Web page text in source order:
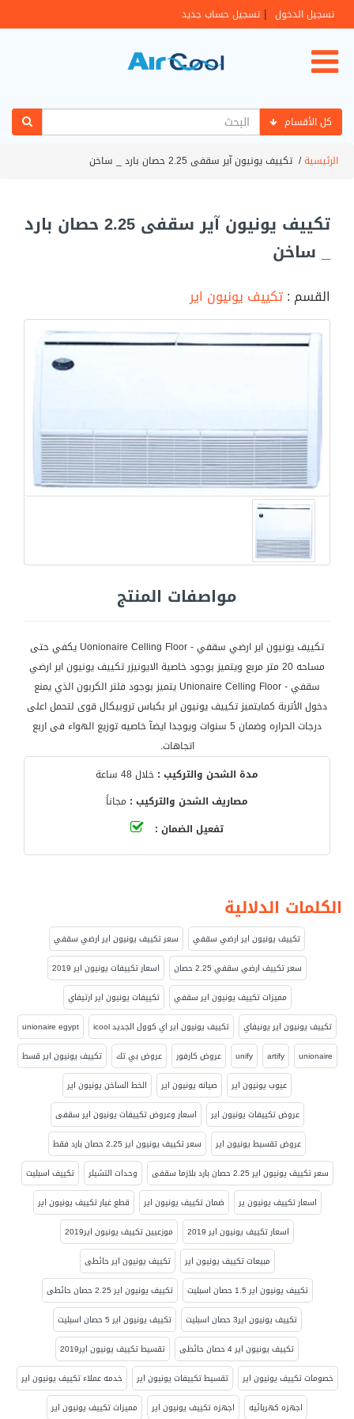
تسجيل الدخول | تسجيل حساب جديد
كل الأقسام
الرئيسية/تكييف يونيون آير سقفى 2.25 حصان بارد _ ساخن
تكييف يونيون آير سقفى 2.25 حصان بارد
_ ساخن
القسم :تكييف يونيون اير
مواصفات المنتج
تكييف يونيون اير ارضي سقفي - Uonionaire Celling Floor يكفي حتى
مساحه 20 متر مربع ويتميز بوجود خاصية الايونيزر تكييف يونيون اير ارضي
سقفي - Unionaire Celling Floor يتميز بوجود فلتر الكربون الذي يمنع
دخول الأتربة كمايتميز تكييف يونيون اير بكباس تروبيكال قوى لتحمل اعلى
درجات الحراره وضمان 5 سنوات ويوجدا ايضآ خاصيه توزيع الهواء فى اربع
اتجاهات.
مدة الشحن والتركيب : خلال 48 ساعة
مصاريف الشحن والتركيب : مجاناً
تفعيل الضمان :
الكلمات الدلالية
تكييف يونيون اير ارضي سقفي
سعر تكييف يونيون اير ارضي سقفي
سعر تكييف ارضي سقفي 2.25 حصان
اسعار تكييفات يونيون اير 2019
مميزات تكييف يونيون اير سقفي
تكييفات يونيون اير ارتيفاي
تكييف يونيون اير يونيفاي
تكييف يونيون اير اي كوول الجديد icool
unionaire egypt
unionaire
artify
unify عروض كارفور عروض بي تك
تكييف يونيون اير قسط
عيوب يونيون اير
صيانه يونيون اير
الخط الساخن يونيون اير
عروض تكييفات يونيون اير
اسعار وعروض تكييفات يونيون اير سقفى
عروض تقسيط يونيون اير
سعر تكييف يونيون اير 2.25 حصان بارد فقط
سعر تكييف يونيون اير 2.25 حصان بارد بلازما سقفى
وحدات التشيلر
تكييف اسبليت
اسعار تكييف يونيون ير
ضمان تكييف يونيون اير
قطع غيار تكييف يونيون اير
اسعار تكييف يونيون اير 2019
موزعيين تكييف يونيون اير2019
مبيعات تكييف يونيون اير
تكييف يونيون اير حائطى
تكييف يونيون اير 1.5 حصان اسبليت
تكييف يونيون اير 2.25 حصان حائطى
تكييف يونيون اير3 حصان اسبليت
تكييف يونيون اير 5 حصان اسبليت
تكييف يونيون اير 4 حصان حائطى
تقسيط تكييف يونيون اير2019
خصومات تكييف يونيون اير
تقسيط تكييفات يونيون اير
خدمه عملاء تكييف يونيون اير
اجهزه كهربائيه
اجهزه تكييف يونيون اير مميزات تكييف يونيون اير